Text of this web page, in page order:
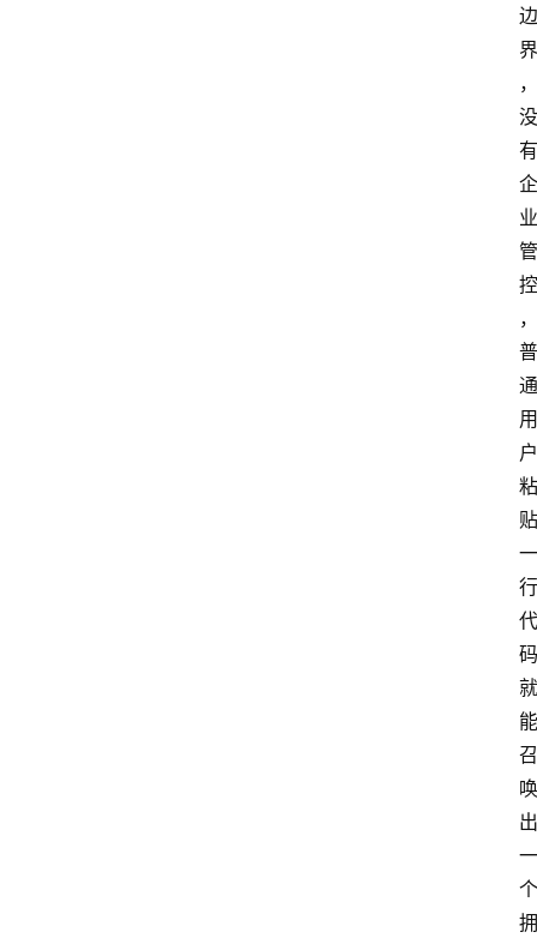
边
界
，
没
有
企
业
管
控
，
普
通
用
户
粘
贴
一
行
代
码
就
能
召
唤
出
一
个
拥